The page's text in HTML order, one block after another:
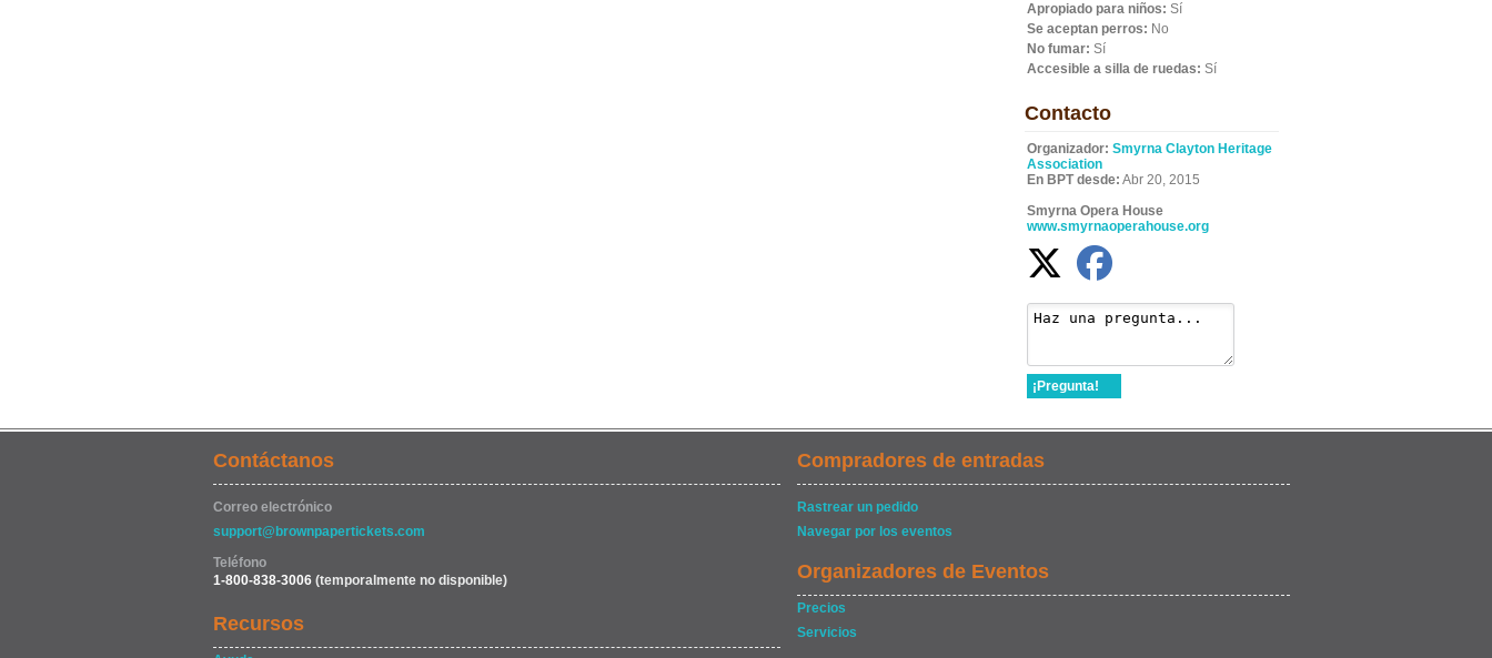
Apropiado para niños: Sí
Se aceptan perros: No
No fumar: Sí
Accesible a silla de ruedas: Sí
Contacto
Organizador: Smyrna Clayton Heritage
Association
En BPT desde: Abr 20, 2015
Smyrna Opera House
www.smyrnaoperahouse.org
¡Pregunta!
Contáctanos
Correo electrónico
support@brownpapertickets.com
Teléfono
1-800-838-3006 (temporalmente no disponible)
Recursos
Compradores de entradas
Rastrear un pedido
Navegar por los eventos
Organizadores de Eventos
Precios
Servicios